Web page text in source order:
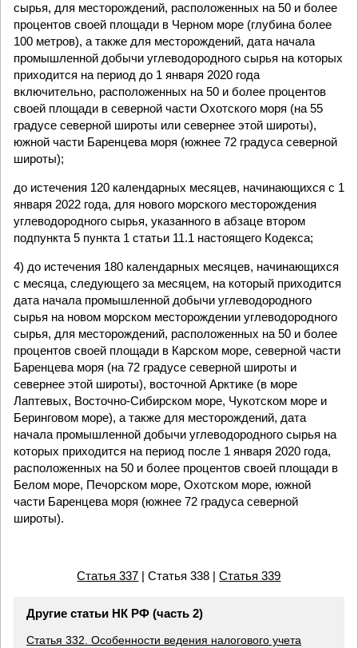
сырья, для месторождений, расположенных на 50 и более
процентов своей площади в Черном море (глубина более
100 метров), а также для месторождений, дата начала
промышленной добычи углеводородного сырья на которых
приходится на период до 1 января 2020 года
включительно, расположенных на 50 и более процентов
своей площади в северной части Охотского моря (на 55
градусе северной широты или севернее этой широты),
южной части Баренцева моря (южнее 72 градуса северной
широты);
до истечения 120 календарных месяцев, начинающихся с 1
января 2022 года, для нового морского месторождения
углеводородного сырья, указанного в абзаце втором
подпункта 5 пункта 1 статьи 11.1 настоящего Кодекса;
4) до истечения 180 календарных месяцев, начинающихся
с месяца, следующего за месяцем, на который приходится
дата начала промышленной добычи углеводородного
сырья на новом морском месторождении углеводородного
сырья, для месторождений, расположенных на 50 и более
процентов своей площади в Карском море, северной части
Баренцева моря (на 72 градусе северной широты и
севернее этой широты), восточной Арктике (в море
Лаптевых, Восточно-Сибирском море, Чукотском море и
Беринговом море), а также для месторождений, дата
начала промышленной добычи углеводородного сырья на
которых приходится на период после 1 января 2020 года,
расположенных на 50 и более процентов своей площади в
Белом море, Печорском море, Охотском море, южной
части Баренцева моря (южнее 72 градуса северной
широты).
Статья 337 | Статья 338 |Статья 339
Другие статьи НК РФ (часть 2)
Статья 332. Особенности ведения налогового учета